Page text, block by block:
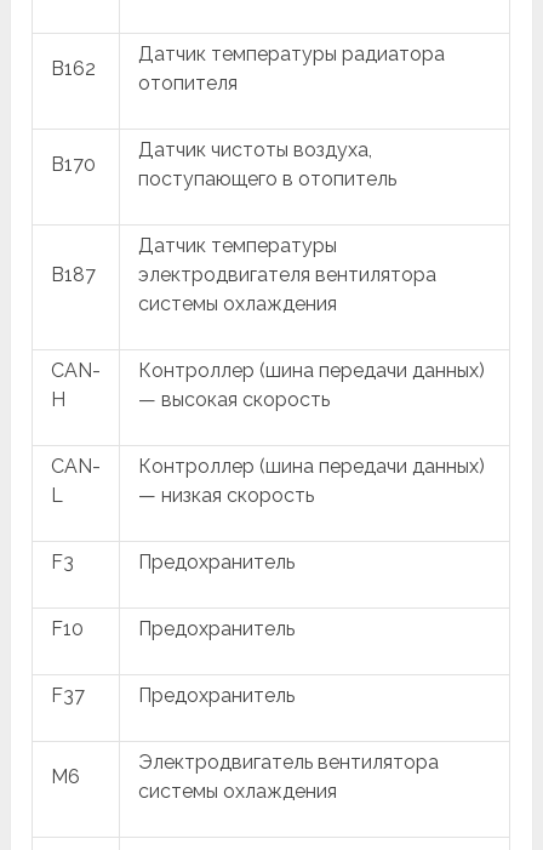
B162
Датчик температуры радиатора
отопителя
B170
Датчик чистоты воздуха,
поступающего в отопитель
B187
Датчик температуры
электродвигателя вентилятора
системы охлаждения
CAN-
H
Контроллер (шина передачи данных)
— высокая скорость
CAN-
L
Контроллер (шина передачи данных)
— низкая скорость
F3 Предохранитель
F10 Предохранитель
F37 Предохранитель
M6
Электродвигатель вентилятора
системы охлаждения